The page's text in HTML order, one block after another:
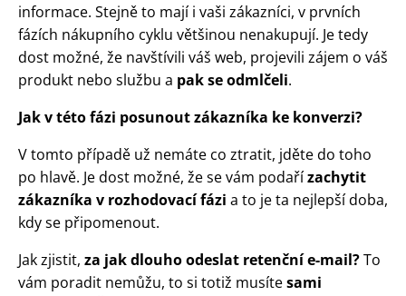
informace. Stejně to mají i vaši zákazníci, v prvních
fázích nákupního cyklu většinou nenakupují. Je tedy
dost možné, že navštívili váš web, projevili zájem o váš
produkt nebo službu a pak se odmlčeli.
Jak v této fázi posunout zákazníka ke konverzi?
V tomto případě už nemáte co ztratit, jděte do toho
po hlavě. Je dost možné, že se vám podařízachytit
zákazníka v rozhodovací fázi a to je ta nejlepší doba,
kdy se připomenout.
Jak zjistit, za jak dlouho odeslat retenční e-mail?To
vám poradit nemůžu, to si totiž musítesami